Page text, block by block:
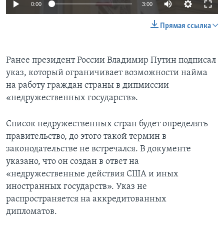
0:00 3:00
Прямая ссылка
Ранее президент России Владимир Путин подписал
указ, который ограничивает возможности найма
на работу граждан страны в дипмиссии
«недружественных государств».
Список недружественных стран будет определять
правительство, до этого такой термин в
законодательстве не встречался. В документе
указано, что он создан в ответ на
«недружественные действия США и иных
иностранных государств». Указ не
распространяется на аккредитованных
дипломатов.